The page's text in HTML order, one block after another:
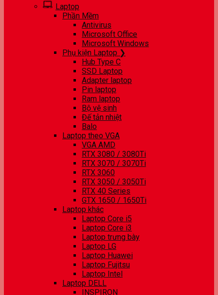
Laptop
Phần Mềm
Antivirus
Microsoft Office
Microsoft Windows
Phụ kiện Laptop ❯
Hub Type C
SSD Laptop
Adapter laptop
Pin laptop
Ram laptop
Bộ vệ sinh
Đế tản nhiệt
Balo
Laptop theo VGA
VGA AMD
RTX 3080 / 3080Ti
RTX 3070 / 3070Ti
RTX 3060
RTX 3050 / 3050Ti
RTX 40 Series
GTX 1650 / 1650Ti
Laptop khác
Laptop Core i5
Laptop Core i3
Laptop trưng bày
Laptop LG
Laptop Huawei
Laptop Fujitsu
Laptop Intel
Laptop DELL
INSPIRON